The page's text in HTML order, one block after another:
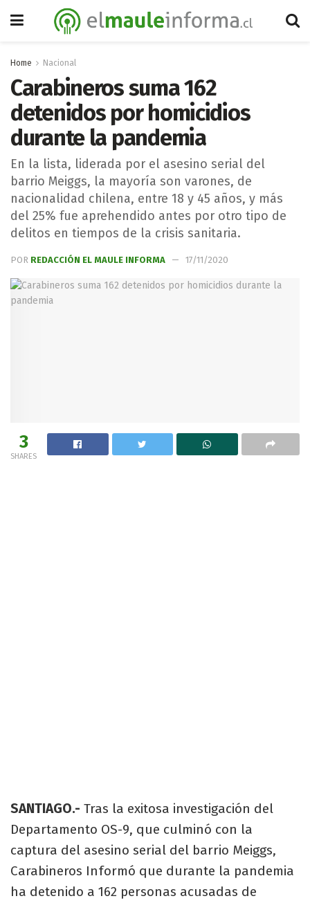
Home Nacional
Carabineros suma 162
detenidos por homicidios
durante la pandemia
En la lista, liderada por el asesino serial del
barrio Meiggs, la mayoría son varones, de
nacionalidad chilena, entre 18 y 45 años, y más
del 25% fue aprehendido antes por otro tipo de
delitos en tiempos de la crisis sanitaria.​
POR REDACCIÓN EL MAULE INFORMA 17/11/2020
3
SHARES
SANTIAGO.- Tras la exitosa investigación del
Departamento OS-9, que culminó con la
captura del asesino serial del barrio Meiggs,
Carabineros Informó que durante la pandemia
ha detenido a 162 personas acusadas de